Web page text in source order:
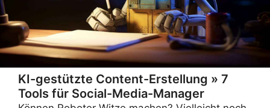
KI-gestützte Content-Erstellung » 7
Tools für Social-Media-Manager